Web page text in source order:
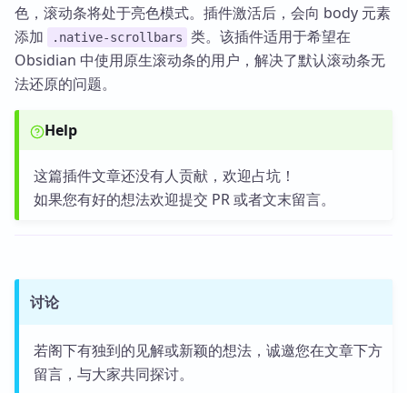
色，滚动条将处于亮色模式。插件激活后，会向 body 元素
添加
.native-scrollbars
类。该插件适用于希望在
Obsidian 中使用原生滚动条的用户，解决了默认滚动条无
法还原的问题。
Help
这篇插件文章还没有人贡献，欢迎占坑！
如果您有好的想法欢迎提交 PR 或者文末留言。
讨论
若阁下有独到的见解或新颖的想法，诚邀您在文章下方
留言，与大家共同探讨。